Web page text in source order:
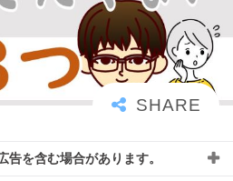
告を含む場合があります。